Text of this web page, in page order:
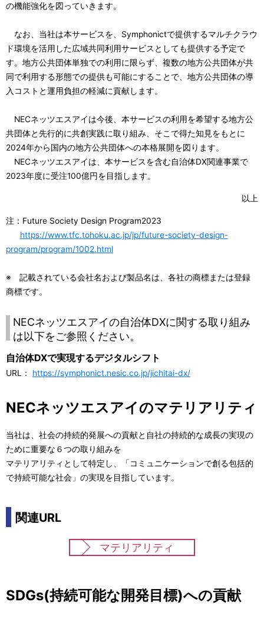
の機能強化を図っていきます。
なお、当社は本サービスを、Symphonictで提供するマルチクラウ
ド環境を活用した広域共同利用サービスとしても提供する予定で
す。地方公共団体単独での利用に限らず、複数の地方公共団体が共
同で利用する形態での提供も可能にすることで、地方公共団体の導
入コストと運用負担の軽減に貢献します。
NECネッツエスアイは今後、本サービスの利用を希望する地方公
共団体と先行的に共創実践に取り組み、そこで得た知見をもとに
2024年から国内の地方公共団体への本格展開を図ります。
NECネッツエスアイは、本サービスを含む自治体DX関連事業で
2023年度に受注100億円を目指します。
以上
注：Future Society Design Program2023
https://www.tfc.tohoku.ac.jp/jp/future-society-design-
program/program/1002.html
※ 記載されている会社名および製品名は、各社の商標または登録
商標です。
NECネッツエスアイの自治体DXに関する取り組み
は以下をご参照ください。
自治体DXで実現するデジタルシフト
URL： https://symphonict.nesic.co.jp/jichitai-dx/
NECネッツエスアイのマテリアリティ
当社は、社会の持続的発展への貢献と自社の持続的な成長の実現の
ために重要な６つの取り組みを
マテリアリティとして特定し、「コミュニケーションで創る包括的
で持続可能な社会」の実現を目指しています。
関連URL
マテリアリティ
SDGs(持続可能な開発目標)への貢献